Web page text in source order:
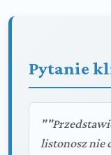
Pytanie
listonosz nie